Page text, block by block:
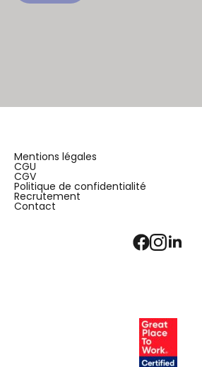
Mentions légales
CGU
CGV
Politique de confidentialité
Recrutement
Contact